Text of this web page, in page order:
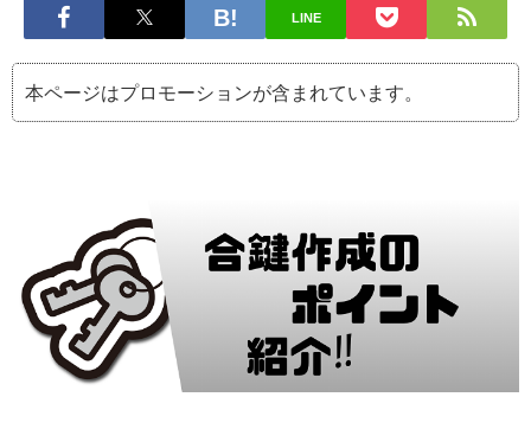
LINE
本ページはプロモーションが含まれています。